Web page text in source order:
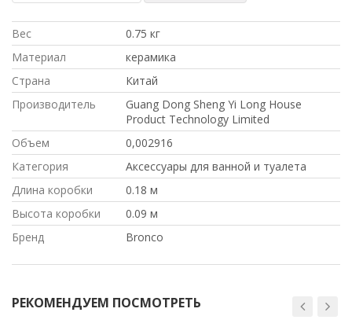
Вес
0.75 кг
Материал
керамика
Страна
Китай
Производитель
Guang Dong Sheng Yi Long House
Product Technology Limited
Объем
0,002916
Категория
Аксессуары для ванной и туалета
Длина коробки
0.18 м
Высота коробки
0.09 м
Бренд
Bronco
РЕКОМЕНДУЕМ ПОСМОТРЕТЬ